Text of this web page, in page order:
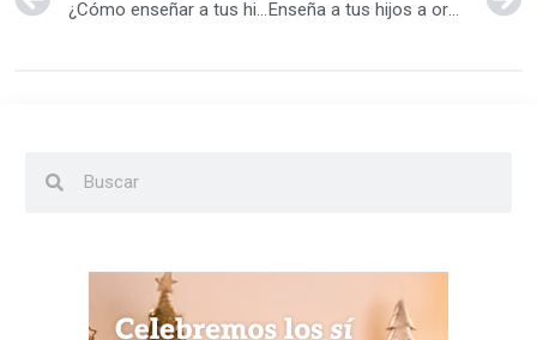
¿Cómo enseñar a tus hijos a amarrarse los cordones? Enseña a tus hijos a organizarse